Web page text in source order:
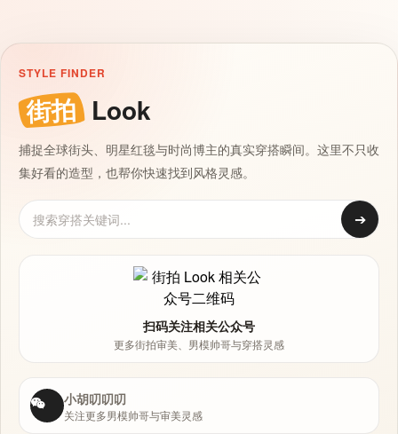
STYLE FINDER
街拍 Look
捕捉全球街头、明星红毯与时尚博主的真实穿搭瞬间。这里不只收
集好看的造型，也帮你快速找到风格灵感。
➔
扫码关注相关公众号
更多街拍审美、男模帅哥与穿搭灵感
小胡叨叨叨
关注更多男模帅哥与审美灵感